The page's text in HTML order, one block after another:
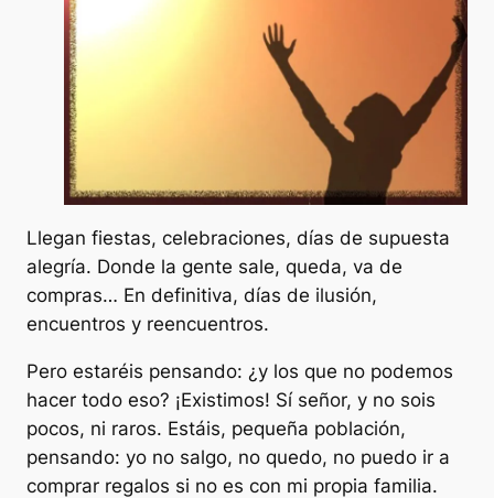
Llegan fiestas, celebraciones, días de supuesta
alegría. Donde la gente sale, queda, va de
compras… En definitiva, días de ilusión,
encuentros y reencuentros.
Pero estaréis pensando: ¿y los que no podemos
hacer todo eso? ¡Existimos! Sí señor, y no sois
pocos, ni raros. Estáis, pequeña población,
pensando: yo no salgo, no quedo, no puedo ir a
comprar regalos si no es con mi propia familia.